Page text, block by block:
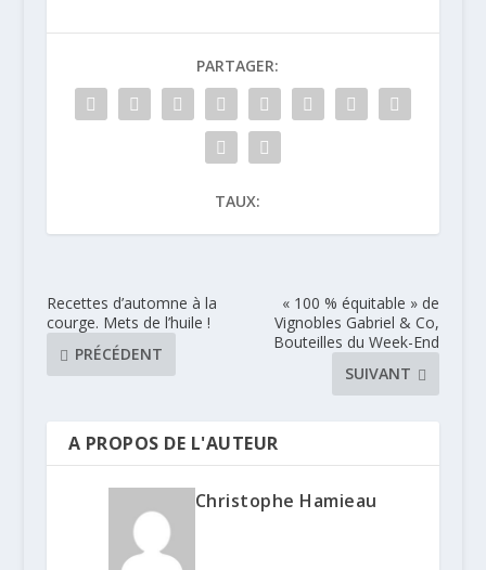
PARTAGER:
TAUX:
Recettes d’automne à la
courge. Mets de l’huile !
PRÉCÉDENT
« 100 % équitable » de
Vignobles Gabriel & Co,
Bouteilles du Week-End
SUIVANT
A PROPOS DE L'AUTEUR
Christophe Hamieau